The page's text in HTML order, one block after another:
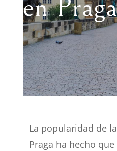
en Praga
La popularidad de
Praga ha hecho